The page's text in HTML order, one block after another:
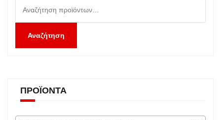
για:
Αναζήτηση
ΠΡΟΪΌΝΤΑ